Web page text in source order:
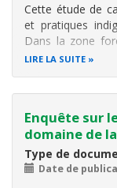
Cette étude de
et pratiques
Dans la zone
riveraines des
LIRE LA SUITE
Enquête sur
domaine de
Type de
Date de